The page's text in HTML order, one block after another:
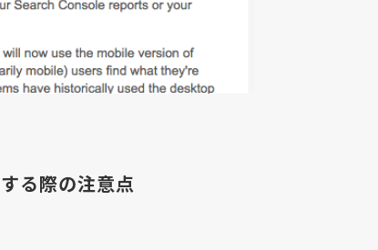
る際の注意点